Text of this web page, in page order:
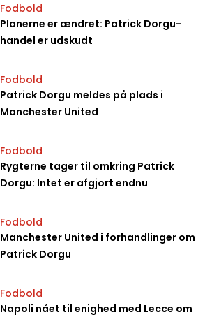
Fodbold
Planerne er ændret: Patrick Dorgu-
handel er udskudt
Fodbold
Patrick Dorgu meldes på plads i
Manchester United
Fodbold
Rygterne tager til omkring Patrick
Dorgu: Intet er afgjort endnu
Fodbold
Manchester United i forhandlinger om
Patrick Dorgu
Fodbold
Napoli nået til enighed med Lecce om